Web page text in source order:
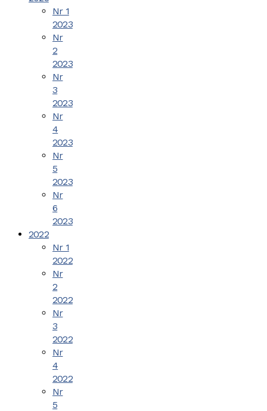
Nr 1
2023
Nr
2
2023
Nr
3
2023
Nr
4
2023
Nr
5
2023
Nr
6
2023
2022
Nr 1
2022
Nr
2
2022
Nr
3
2022
Nr
4
2022
Nr
5